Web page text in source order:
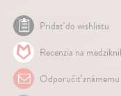
Pridať do wishlistu
Recenzia na
Odporučiť známemu